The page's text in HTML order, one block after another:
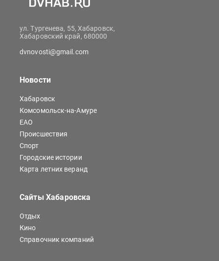
ул. Тургенева, 55, Хабаровск,
Хабаровский край, 680000
dvnovosti@gmail.com
Новости
Хабаровск
Комсомольск-на-Амуре
ЕАО
Происшествия
Спорт
Городские истории
Карта летних веранд
Сайты Хабаровска
Отдых
Кино
Справочник компаний